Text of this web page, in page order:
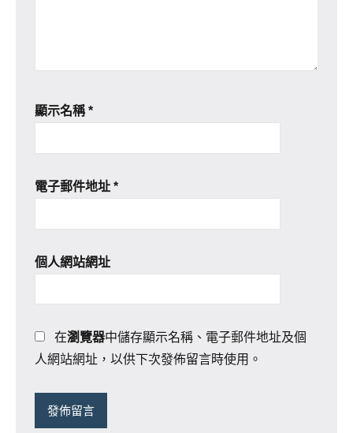
顯示名稱*
電子郵件地址 *
個人網站網址
在瀏覽器中儲存顯示名稱、電子郵件地址及個
人網站網址，以供下次發佈留言時使用。